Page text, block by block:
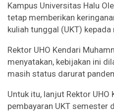
Kampus Universitas Halu
tetap memberikan
kuliah tunggal (UKT)
Rektor UHO Kendari
menyatakan, kebijakan ini
masih status darurat
Untuk itu, lanjut Rektor UHO
pembayaran UKT semester